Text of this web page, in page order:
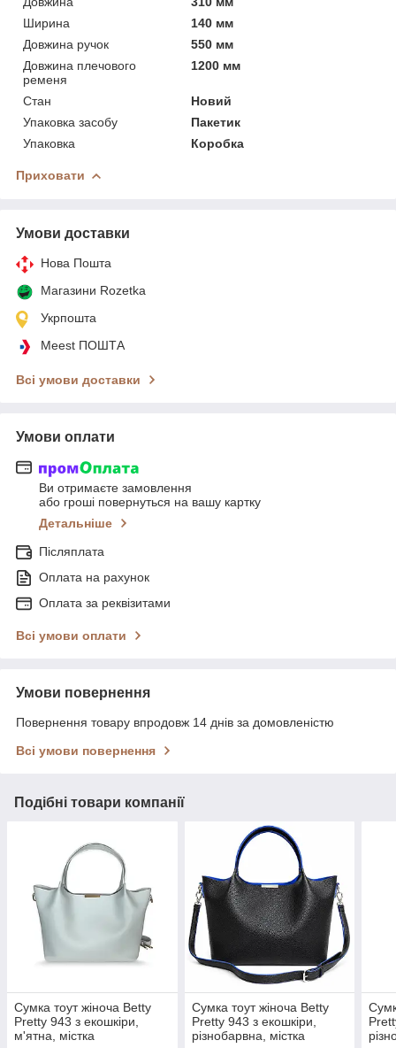
Ширина
140 мм
Довжина ручок
550 мм
Довжина плечового
ременя
1200 мм
Стан
Новий
Упаковка засобу
Пакетик
Упаковка
Коробка
Приховати
Умови доставки
Нова Пошта
Магазини Rozetka
Укрпошта
Meest ПОШТА
Всі умови доставки
Умови оплати
Ви отримаєте замовлення
або гроші повернуться на вашу картку
Детальніше
Післяплата
Оплата на рахунок
Оплата за реквізитами
Всі умови оплати
Умови повернення
Повернення товару впродовж 14 днів за домовленістю
Всі умови повернення
Подібні товари компанії
Сумка тоут жіноча Betty
Pretty 943 з екошкіри,
м'ятна, містка
Сумка тоут жіноча Betty
Pretty 943 з екошкіри,
різнобарвна, містка